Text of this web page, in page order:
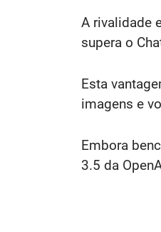
A rivalidade
supera o
Esta
imagens e
Embora
3.5 da